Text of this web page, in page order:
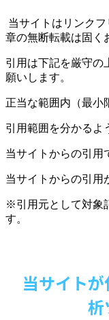
当サイトはリンク
章の無断転載は固く
引用は下記を厳守の
願いします。
正当な範囲内（最小
引用範囲を分かるよ
当サイトからの引用
当サイトからの引用
※引用元として対象
す。
当サイト
析